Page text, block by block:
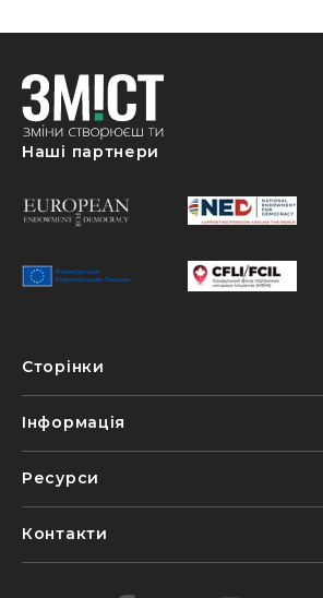
Наші партнери
Сторінки
Інформація
Ресурси
Контакти